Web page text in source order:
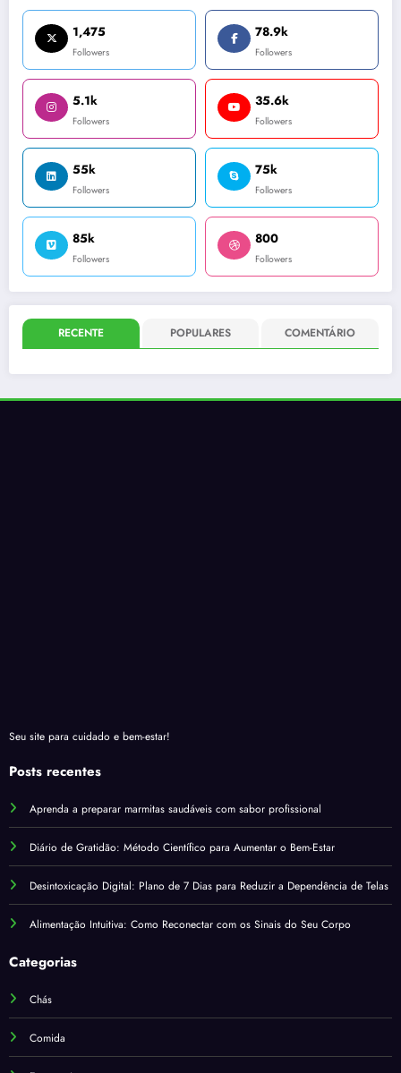
1,475
Followers
78.9k
Followers
5.1k
Followers
35.6k
Followers
55k
Followers
75k
Followers
85k
Followers
800
Followers
RECENTE POPULARES COMENTÁRIO
Seu site para cuidado e bem-estar!
Posts recentes
Aprenda a preparar marmitas saudáveis com sabor profissional
Diário de Gratidão: Método Científico para Aumentar o Bem-Estar
Desintoxicação Digital: Plano de 7 Dias para Reduzir a Dependência de Telas
Alimentação Intuitiva: Como Reconectar com os Sinais do Seu Corpo
Categorias
Chás
Comida